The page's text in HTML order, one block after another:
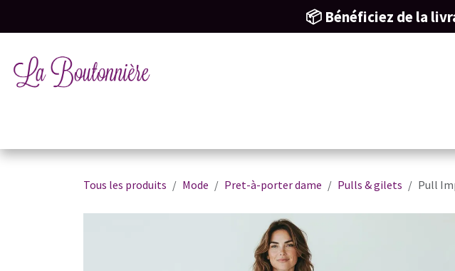
📦 Bénéficiez de la
Tous les produits Mode Pret-à-porter dame Pulls & gilets Pull